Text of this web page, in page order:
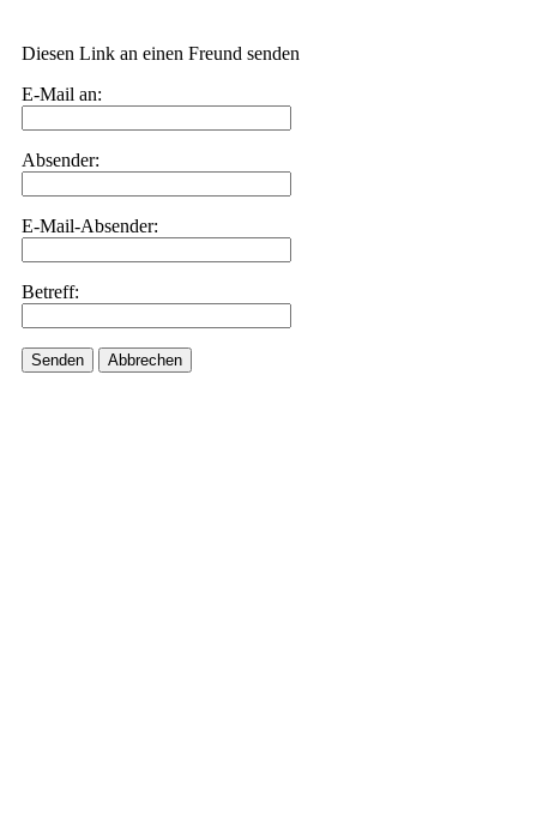
Diesen Link an einen Freund senden
E-Mail an:
Absender:
E-Mail-Absender:
Betreff:
Senden Abbrechen